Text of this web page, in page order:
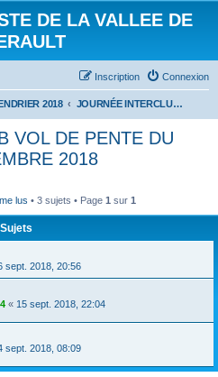
DE LA VALLEE DE
Connexion
Inscription
2018 JOURNÉE INTERCLUB VOL DE PENTE DU DIMANCHE 16 SEPTEMBRE 2018
VOL DE PENTE DU
2018
lus • 3 sujets • Page 1 sur 1
Sujets
sept. 2018, 20:56
« 15 sept. 2018, 22:04
sept. 2018, 08:09